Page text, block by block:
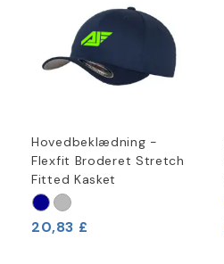
Hovedbeklædning -
Flexfit Broderet Stretch
Fitted Kasket
20,83 £